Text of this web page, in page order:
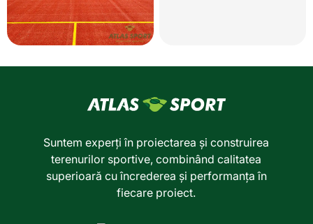
Suntem experți în proiectarea și construirea
terenurilor sportive, combinând calitatea
superioară cu încrederea și performanța în
fiecare proiect.